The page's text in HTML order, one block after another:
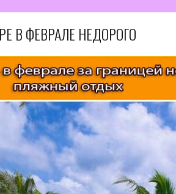
В ФЕВРАЛЕ НЕДОРОГО